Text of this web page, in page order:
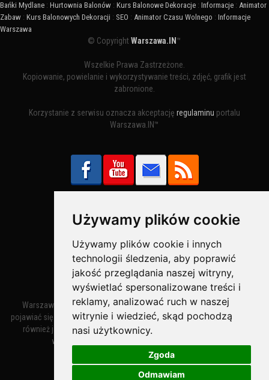
Używamy plików cookie
Używamy plików cookie i innych
technologii śledzenia, aby poprawić
jakość przeglądania naszej witryny,
wyświetlać spersonalizowane treści i
reklamy, analizować ruch w naszej
witrynie i wiedzieć, skąd pochodzą
nasi użytkownicy.
Zgoda
Odmawiam
Bańki Mydlane : Hurtownia Balonów : Kurs Balonowe Dekoracje : Informacje : Animator
Zabaw : Kurs Balonowych Dekoracji : SEO : Animator Czasu Wolnego : Informacje
Warszawa
© CopyrightWarszawa.IN ™
Wszelkie Prawa Zastrzeżone.
Kopiowanie, powielanie i wykorzystywanie treści, zdjęć, grafik jest
zabronione.
Korzystanie z serwisu oznacza akceptację regulaminu portalu
Warszawa.IN™
Bezpieczne Płatności obsługuje:
Warszawa – miasto stołeczne Warszawa. Nazwa miasta zaczęła
pojawiać się w dokumentach w XIV wieku jako Warszewa, a od XV wieku
również jako Warszowa. Zmiana nazwy na Warszawa w XV wieku
wynikała z mazowieckiej wymowy dialektycznej.